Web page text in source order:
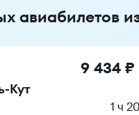
авиабилетов
9 434 ₽
Кут
1 ч